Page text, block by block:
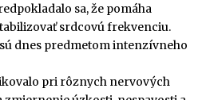
sa, že pomáha
srdcovú frekvenciu.
dnes predmetom intenzívneho
pri rôznych nervových